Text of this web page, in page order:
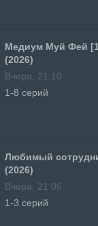
Медиум Муй Фей
(2026)
Вчера, 21:10
1-8 серий
Любимый
(2026)
Вчера, 21:06
1-3 серий